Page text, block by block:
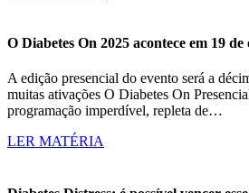
O Diabetes On 2025 acontece em 19
A edição presencial do evento será a
muitas ativações O Diabetes On
programação imperdível, repleta de…
LER MATÉRIA